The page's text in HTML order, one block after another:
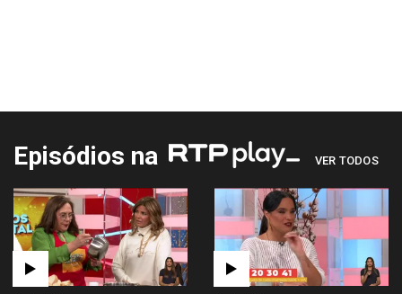
Episódios na VER TODOS